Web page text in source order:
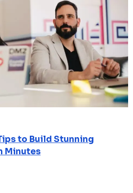
to Build Stunning
Minutes